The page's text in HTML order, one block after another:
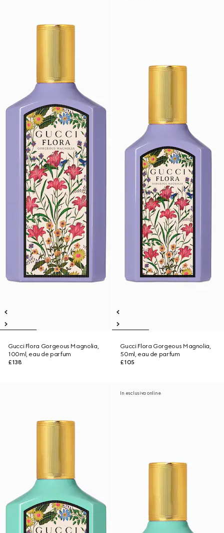
Gucci Flora Gorgeous Magnolia,
100ml, eau de parfum
£138
Gucci Flora Gorgeous Magnolia,
50ml, eau de parfum
£105
In esclusiva online